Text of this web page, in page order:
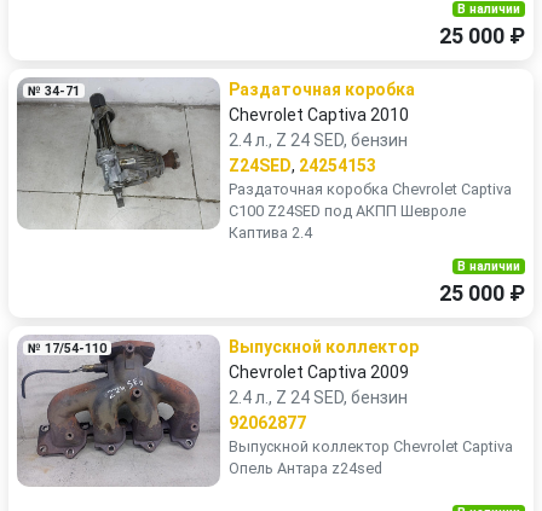
В наличии
25 000 ₽
№ 34-71
Раздаточная коробка
Chevrolet Captiva 2010
2.4 л., Z 24 SED, бензин
Z24SED, 24254153
Раздаточная коробка Chevrolet Captiva
C100 Z24SED под АКПП Шевроле
Каптива 2.4
В наличии
25 000 ₽
№ 17/54-110
Выпускной коллектор
Chevrolet Captiva 2009
2.4 л., Z 24 SED, бензин
92062877
Выпускной коллектор Chevrolet Captiva
Опель Антара z24sed